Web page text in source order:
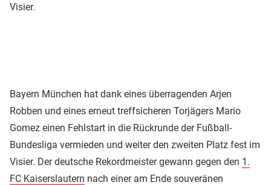
Visier.
Bayern München hat dank eines überragenden Arjen
Robben und eines erneut treffsicheren Torjägers Mario
Gomez einen Fehlstart in die Rückrunde der Fußball-
Bundesliga vermieden und weiter den zweiten Platz fest im
Visier. Der deutsche Rekordmeister gewann gegen den 1.
FC Kaiserslautern nach einer am Ende souveränen